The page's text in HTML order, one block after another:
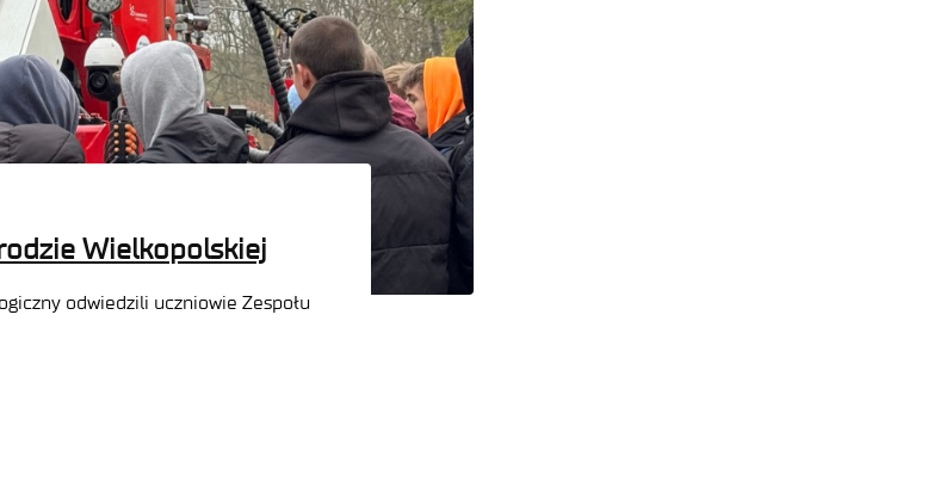
Wielkopolskiej
odwiedzili uczniowie Zespołu